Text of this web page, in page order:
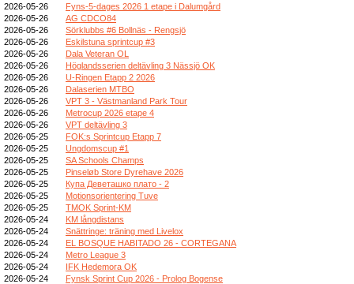
2026-05-26
Fyns-5-dages 2026 1 etape i Dalumgård
2026-05-26
AG CDCO84
2026-05-26
Sörklubbs #6 Bollnäs - Rengsjö
2026-05-26
Eskilstuna sprintcup #3
2026-05-26
Dala Veteran OL
2026-05-26
Höglandsserien deltävling 3 Nässjö OK
2026-05-26
U-Ringen Etapp 2 2026
2026-05-26
Dalaserien MTBO
2026-05-26
VPT 3 - Västmanland Park Tour
2026-05-26
Metrocup 2026 etape 4
2026-05-26
VPT deltävling 3
2026-05-25
FOK:s Sprintcup Etapp 7
2026-05-25
Ungdomscup #1
2026-05-25
SA Schools Champs
2026-05-25
Pinseløb Store Dyrehave 2026
2026-05-25
Купа Деветашко плато - 2
2026-05-25
Motionsorientering Tuve
2026-05-25
TMOK Sprint-KM
2026-05-24
KM långdistans
2026-05-24
Snättringe: träning med Livelox
2026-05-24
EL BOSQUE HABITADO 26 - CORTEGANA
2026-05-24
Metro League 3
2026-05-24
IFK Hedemora OK
2026-05-24
Fynsk Sprint Cup 2026 - Prolog Bogense